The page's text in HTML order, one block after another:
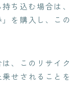
ち込む場合は、
を購入し、この
、このリサイク
せされることを